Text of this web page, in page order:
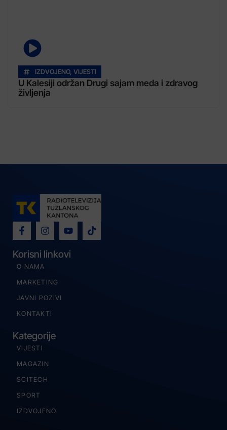
IZDVOJENO, VIJESTI
U Kalesiji održan Drugi sajam meda i zdravog
življenja
Korisni linkovi
O NAMA
MARKETING
JAVNI POZIVI
KONTAKTI
Kategorije
VIJESTI
MAGAZIN
SCITECH
SPORT
IZDVOJENO